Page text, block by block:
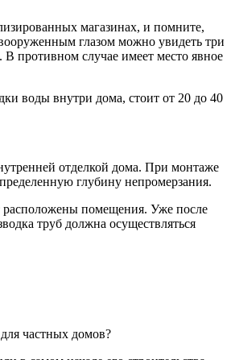
магазинах, и помните,
глазом можно увидеть три
противном случае имеет место явное
воды внутри дома, стоит от 20 до 40
отделкой дома. При монтаже
глубину непромерзания.
расположены помещения. Уже после
труб должна осуществляться
частных домов?